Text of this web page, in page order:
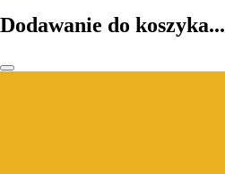
Dodawanie do koszyka...